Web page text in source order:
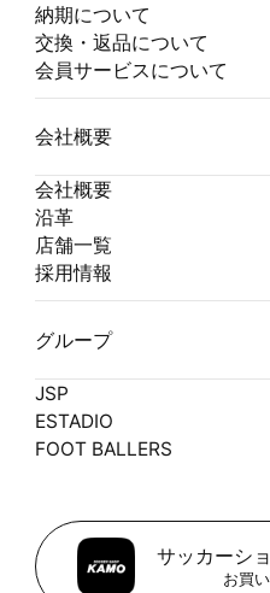
納期について
交換・返品について
会員サービスについて
会社概要
会社概要
沿革
店舗一覧
採用情報
グループ
JSP
ESTADIO
FOOT BALLERS
サッカーシ
お買